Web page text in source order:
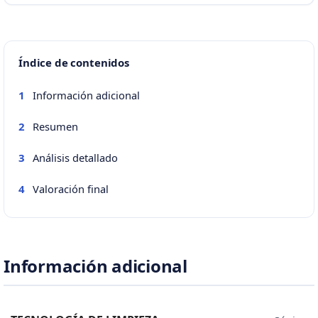
Índice de contenidos
1 Información adicional
2 Resumen
3 Análisis detallado
4 Valoración final
Información adicional